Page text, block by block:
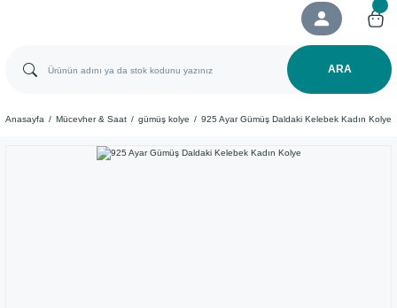
ARA
Anasayfa Mücevher & Saat gümüş kolye 925 Ayar Gümüş Daldaki Kelebek Kadın Kolye